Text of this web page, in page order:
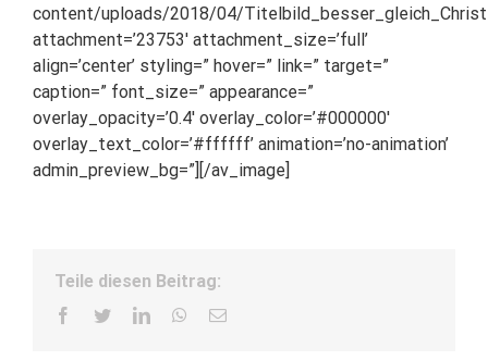
content/uploads/2018/04/
attachment=’23753′ attachment_size=’full’
align=’center’ styling=” hover=” link=” target=”
caption=” font_size=” appearance=”
overlay_opacity=’0.4′ overlay_color=’#000000′
overlay_text_color=’#ffffff’ animation=’no-animation’
admin_preview_bg=”][/av_image]
Teile diesen Beitrag:
Facebook
TwitterLinkedInWhatsApp
E-